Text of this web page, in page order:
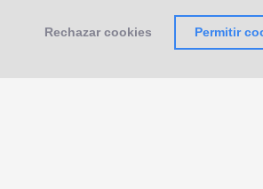
Rechazar cookies Permitir